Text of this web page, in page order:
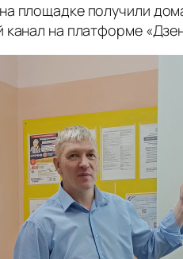
площадке получили
канал на платформе